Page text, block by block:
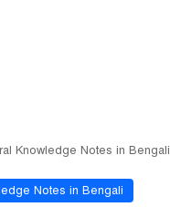
Knowledge Notes in Bengali
Notes in Bengali